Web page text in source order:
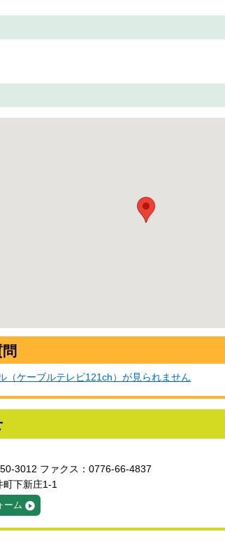
（ケーブルテレビ121ch）が見られません
3012 ファクス：0776-66-4837
下新庄1-1
ーム